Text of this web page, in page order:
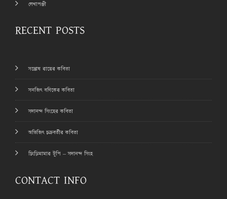
লেখাপঞ্জী
RECENT POSTS
সন্তোষ রায়ের কবিতা
সনজিৎ বণিকের কবিতা
সদানন্দ সিংহের কবিতা
অভিজিৎ চক্রবর্তীর কবিতা
চিংড়িমামার টুপি – সদানন্দ সিংহ
CONTACT INFO